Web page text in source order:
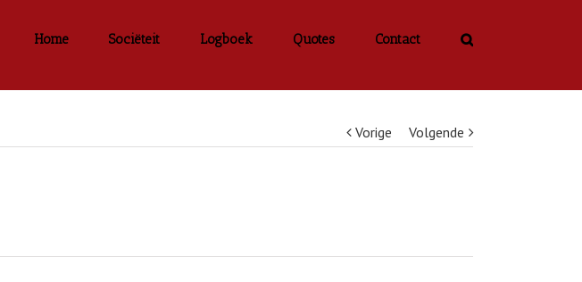
Home Sociëteit Logboek Quotes Contact
Vorige Volgende